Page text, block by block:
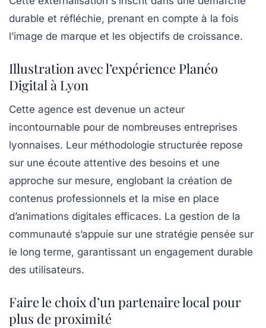
durable et réfléchie, prenant en compte à la fois
l’image de marque et les objectifs de croissance.
Illustration avec l’expérience Planéo
Digital à Lyon
Cette agence est devenue un acteur
incontournable pour de nombreuses entreprises
lyonnaises. Leur méthodologie structurée repose
sur une écoute attentive des besoins et une
approche sur mesure, englobant la création de
contenus professionnels et la mise en place
d’animations digitales efficaces. La gestion de la
communauté s’appuie sur une stratégie pensée sur
le long terme, garantissant un engagement durable
des utilisateurs.
Faire le choix d’un partenaire local pour
plus de proximité